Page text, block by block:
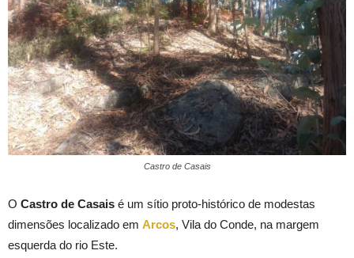
Castro de Casais
O Castro de Casais é um sítio proto-histórico de modestas
dimensões localizado em Arcos, Vila do Conde, na margem
esquerda do rio Este.